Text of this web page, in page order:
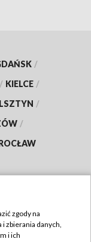
/
/ KIELCE /
/
/
zgody na
zbierania danych,
i ich